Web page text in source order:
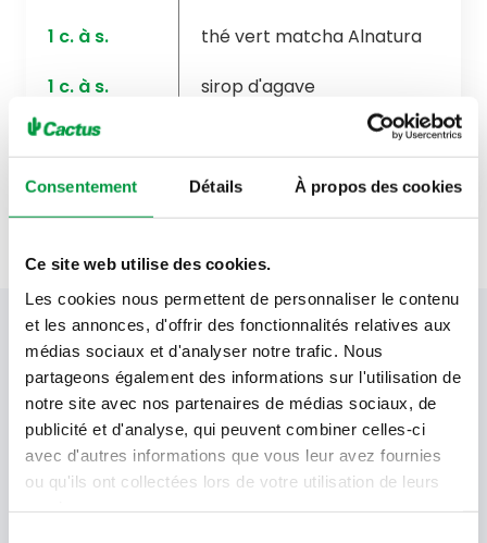
Consentement Détails À propos des cookies
Ce site web utilise des cookies.
Les cookies nous permettent de personnaliser le contenu
et les annonces, d'offrir des fonctionnalités relatives aux
médias sociaux et d'analyser notre trafic. Nous
partageons également des informations sur l'utilisation de
notre site avec nos partenaires de médias sociaux, de
publicité et d'analyse, qui peuvent combiner celles-ci
avec d'autres informations que vous leur avez fournies
ou qu'ils ont collectées lors de votre utilisation de leurs
1 c. à s.
thé vert matcha Alnatura
1 c. à s.
sirop d'agave
1c. à s. noix de coco râpée pour
l'enrobage
Votre newsletter Cactus
Offres, recettes, promotions et offres exclusives en
avant-première ! Recevez-les dans votre boîte de
réception !